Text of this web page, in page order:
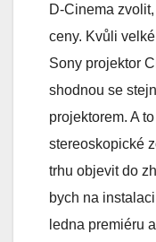
D-Cinema
ceny. Kvůli
Sony projektor
shodnou se
projektorem. A
stereoskopické
trhu objevit do
bych na
ledna premiéru